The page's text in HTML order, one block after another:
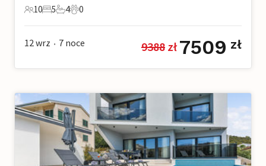
10 Goście
10
5 Sypialnie
5
4 Łazienki
4
0 Zwierzęta domowe
0
12 wrz • 7 noce 9388 zł 7509 zł